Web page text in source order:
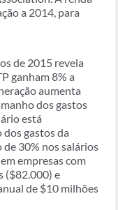
a 2014, para
de 2015 revela
ganham 8% a
aumenta
dos gastos
está
gastos da
30% nos salários
empresas com
($82.000) e
de $10 milhões